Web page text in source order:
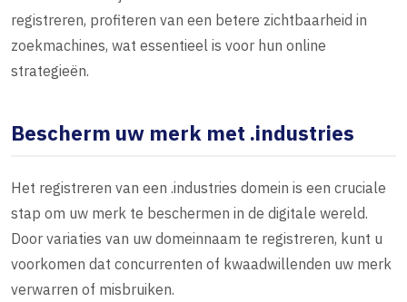
registreren, profiteren van een betere zichtbaarheid in
zoekmachines, wat essentieel is voor hun online
strategieën.
Bescherm uw merk met .industries
Het registreren van een .industries domein is een cruciale
stap om uw merk te beschermen in de digitale wereld.
Door variaties van uw domeinnaam te registreren, kunt u
voorkomen dat concurrenten of kwaadwillenden uw merk
verwarren of misbruiken.